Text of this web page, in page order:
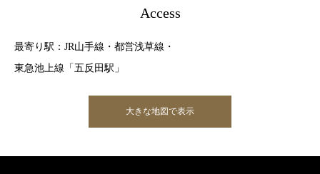
Access
最寄り駅：JR山手線・都営浅草線・
東急池上線「五反田駅」
大きな地図で表示